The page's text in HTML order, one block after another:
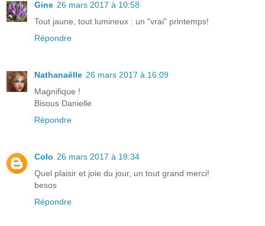
Gine 26 mars 2017 à 10:58
Tout jaune, tout lumineux : un "vrai" printemps!
Répondre
Nathanaëlle 26 mars 2017 à 16:09
Magnifique !
Bisous Danielle
Répondre
Colo 26 mars 2017 à 18:34
Quel plaisir et joie du jour, un tout grand merci!
besos
Répondre